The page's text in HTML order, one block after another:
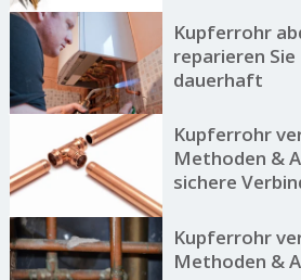
Kupferrohr
reparieren Sie
dauerhaft
Kupferrohr
Methoden &
sichere
Kupferrohr
Methoden &